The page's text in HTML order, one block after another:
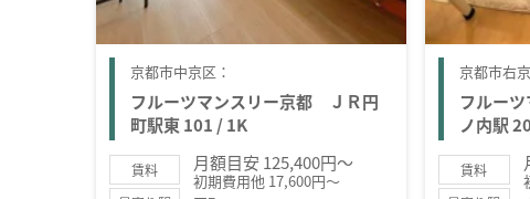
京都市中京区：
フルーツマンスリー京都 ＪＲ円
町駅東 101 / 1K
賃料 月額目安 125,400円～
初期費用他 17,600円～
京都市右
フルー
ノ内駅
賃料